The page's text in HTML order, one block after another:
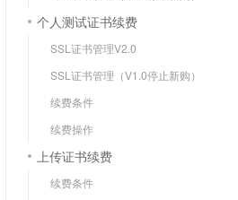
个人测试证书续费
SSL证书管理V2.0
SSL证书管理（V1.0停止新购）
续费条件
续费操作
上传证书续费
续费条件
千问办公 NEW
一站式AI生产力平台
覆盖90%+业务场景，专享组合折扣价
精选AI产品，从模型到应用全链提效
AI 用量加速计划
新老同享，达量后返
主机安全